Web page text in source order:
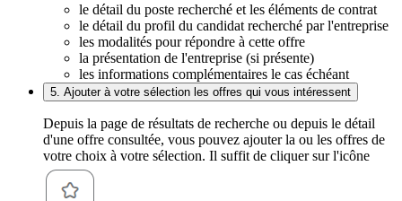
le détail du poste recherché et les éléments de contrat
le détail du profil du candidat recherché par l'entreprise
les modalités pour répondre à cette offre
la présentation de l'entreprise (si présente)
les informations complémentaires le cas échéant
5. Ajouter à votre sélection les offres qui vous intéressent
Depuis la page de résultats de recherche ou depuis le détail
d'une offre consultée, vous pouvez ajouter la ou les offres de
votre choix à votre sélection. Il suffit de cliquer sur l'icône